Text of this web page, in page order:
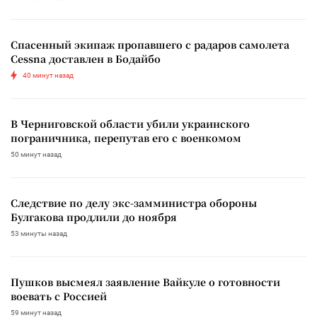
Спасенный экипаж пропавшего с радаров самолета
Cessna доставлен в Бодайбо
40 минут назад
В Черниговской области убили украинского
пограничника, перепутав его с военкомом
50 минут назад
Следствие по делу экс-замминистра обороны
Булгакова продлили до ноября
53 минуты назад
Пушков высмеял заявление Вайкуле о готовности
воевать с Россией
59 минут назад